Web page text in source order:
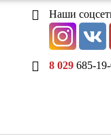
Наши
8 029 685-